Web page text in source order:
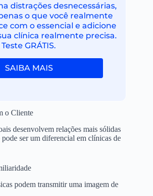
distrações desnecessárias,
o que você realmente
com o essencial e adicione
clínica realmente precisa.
Teste GRÁTIS.
SAIBA MAIS
o Cliente
desenvolvem relações mais sólidas
ser um diferencial em clínicas de
podem transmitir uma imagem de